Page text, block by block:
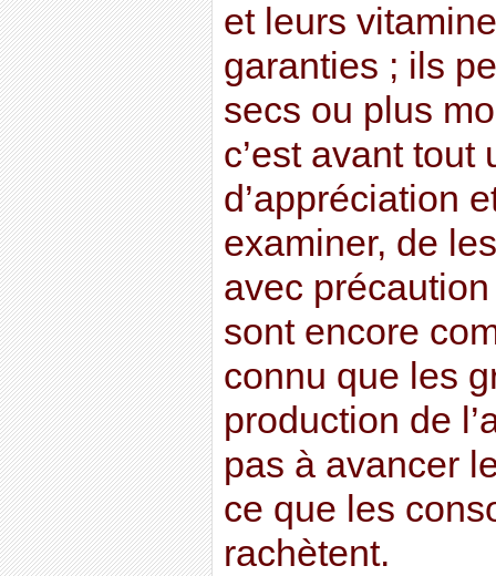
et leurs
garanties ; ils
secs ou plus
c’est avant tout
d’appréciation
examiner, de
avec
sont encore
connu que les
production de
pas à avancer
ce que les
rachètent.